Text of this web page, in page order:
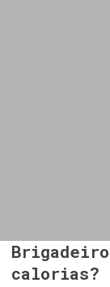
calorias?